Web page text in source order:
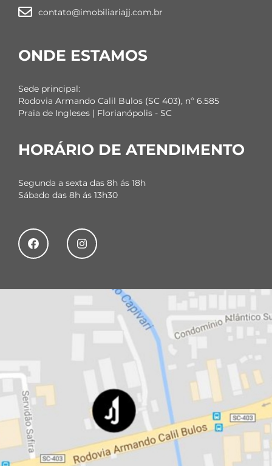
contato@imobiliariajj.com.br
ONDE ESTAMOS
Sede principal:
Rodovia Armando Calil Bulos (SC 403), nº 6.585
Praia de Ingleses | Florianópolis - SC
HORÁRIO DE ATENDIMENTO
Segunda a sexta das 8h ás 18h
Sábado das 8h ás 13h30